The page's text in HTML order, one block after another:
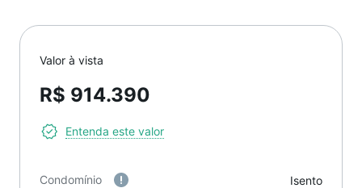
Valor à vista
R$ 914.390
Entenda este valor
Condomínio Isento